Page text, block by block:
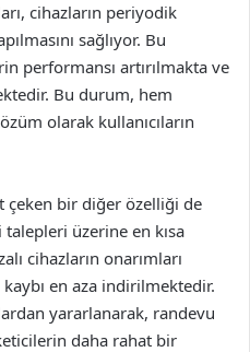
cihazların periyodik
sağlıyor. Bu
performansı artırılmakta ve
Bu durum, hem
olarak kullanıcıların
çeken bir diğer özelliği de
üzerine en kısa
cihazların onarımları
en aza indirilmektedir.
yararlanarak, randevu
daha rahat bir